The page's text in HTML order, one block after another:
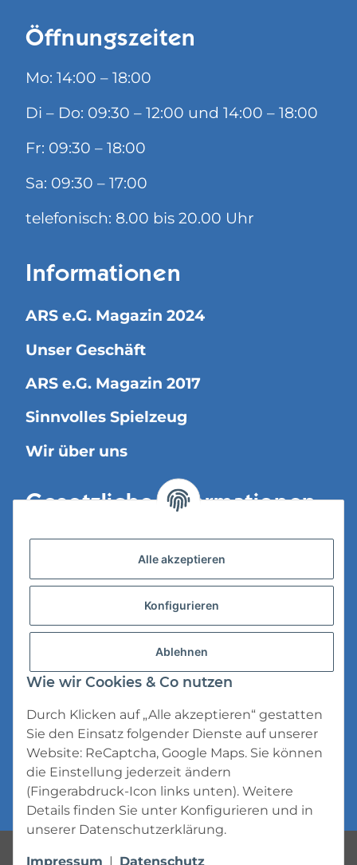
Öffnungszeiten
Mo: 14:00 – 18:00
Di – Do: 09:30 – 12:00 und 14:00 – 18:00
Fr: 09:30 – 18:00
Sa: 09:30 – 17:00
telefonisch: 8.00 bis 20.00 Uhr
Informationen
ARS e.G. Magazin 2024
Unser Geschäft
ARS e.G. Magazin 2017
Sinnvolles Spielzeug
Wir über uns
Gesetzliche Informationen
Versandinformationen
Datenschutz
Impressum
* Alle Preise inkl. gesetzlicher USt., zzgl.
Versand
Alle akzeptieren
Konfigurieren
Ablehnen
Wie wir Cookies & Co nutzen
Durch Klicken auf „Alle akzeptieren“ gestatten
Sie den Einsatz folgender Dienste auf unserer
Website: ReCaptcha, Google Maps. Sie können
die Einstellung jederzeit ändern
(Fingerabdruck-Icon links unten). Weitere
Details finden Sie unter Konfigurieren und in
unserer Datenschutzerklärung.
Impressum | Datenschutz